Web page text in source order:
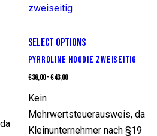
SELECT OPTIONS
PYRROLINE HOODIE ZWEISEITIG
€36,00–€43,00
Kein
Mehrwertsteuerausweis, da
Kleinunternehmer nach §19